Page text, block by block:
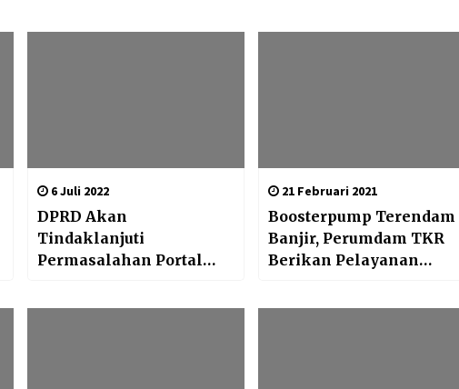
6 Juli 2022
DPRD Akan
Tindaklanjuti
Permasalahan Portal
Jaya, Cipondoh Makmur
21 Februari 2021
Boosterpump Terendam
Banjir, Perumdam TKR
Berikan Pelayanan